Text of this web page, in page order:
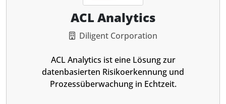
ACL Analytics
Diligent Corporation
ACL Analytics ist eine Lösung zur
datenbasierten Risikoerkennung und
Prozessüberwachung in Echtzeit.